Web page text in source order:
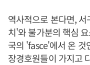
역사적으로 본다면,
치'와 불가분의 핵심
국의 'fasce'에서 온 것
장경호원들이 가지고